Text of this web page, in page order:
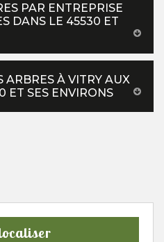
PAR ENTREPRISE
DANS LE 45530 ET
ARBRES À VITRY AUX
ET SES ENVIRONS